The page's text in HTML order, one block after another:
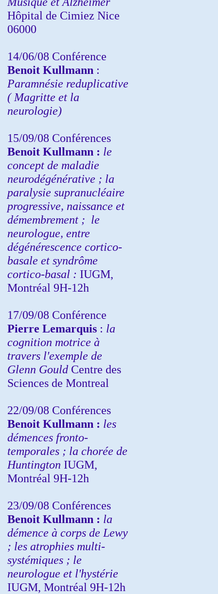
Hôpital de Cimiez Nice
06000
14/06/08 Conférence
Benoit Kullmann :
Paramnésie reduplicative
( Magritte et la
neurologie)
15/09/08 Conférences
Benoit Kullmann : le
concept de maladie
neurodégénérative ; la
paralysie supranucléaire
progressive, naissance et
démembrement ; le
neurologue, entre
dégénérescence cortico-
basale et syndrôme
cortico-basal : IUGM,
Montréal 9H-12h
17/09/08 Conférence
Pierre Lemarquis : la
cognition motrice à
travers l'exemple de
Glenn Gould Centre des
Sciences de Montreal
22/09/08 Conférences
Benoit Kullmann : les
démences fronto-
temporales ; la chorée de
Huntington IUGM,
Montréal 9H-12h
23/09/08 Conférences
Benoit Kullmann : la
démence à corps de Lewy
; les atrophies multi-
systémiques ; le
neurologue et l'hystérie
IUGM, Montréal 9H-12h